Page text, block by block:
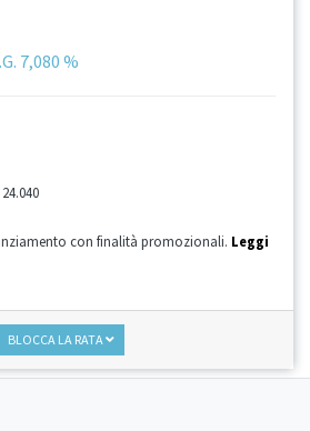
7,080 %
con finalità promozionali. Leggi
BLOCCA LA RATA